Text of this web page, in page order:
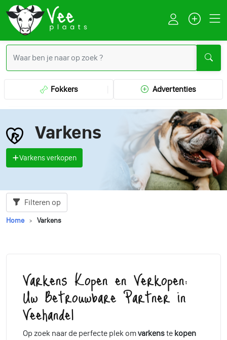
Fokkers Advertenties
Varkens
Varkens verkopen
Filteren op
Home Varkens
Varkens Kopen en Verkopen:
Uw Betrouwbare Partner in
Veehandel
Op zoek naar de perfecte plek omvarkenste kopen